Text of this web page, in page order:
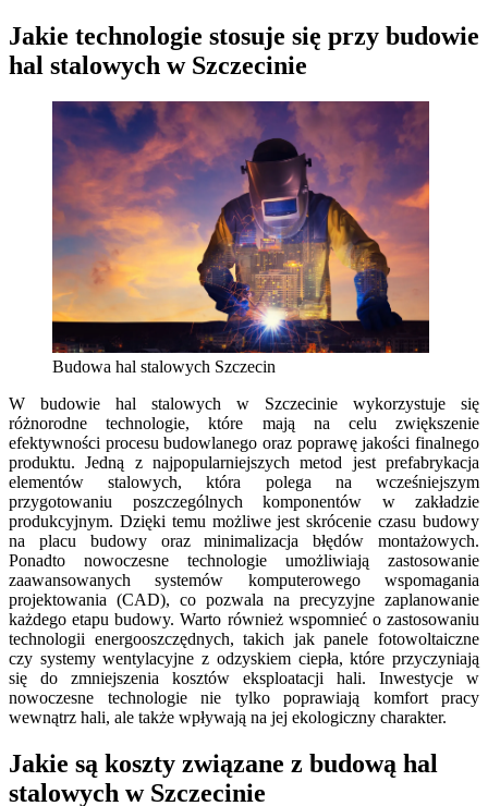
Jakie technologie stosuje się przy budowie
hal stalowych w Szczecinie
Budowa hal stalowych Szczecin
W budowie hal stalowych w Szczecinie wykorzystuje się
różnorodne technologie, które mają na celu zwiększenie
efektywności procesu budowlanego oraz poprawę jakości finalnego
produktu. Jedną z najpopularniejszych metod jest prefabrykacja
elementów stalowych, która polega na wcześniejszym
przygotowaniu poszczególnych komponentów w zakładzie
produkcyjnym. Dzięki temu możliwe jest skrócenie czasu budowy
na placu budowy oraz minimalizacja błędów montażowych.
Ponadto nowoczesne technologie umożliwiają zastosowanie
zaawansowanych systemów komputerowego wspomagania
projektowania (CAD), co pozwala na precyzyjne zaplanowanie
każdego etapu budowy. Warto również wspomnieć o zastosowaniu
technologii energooszczędnych, takich jak panele fotowoltaiczne
czy systemy wentylacyjne z odzyskiem ciepła, które przyczyniają
się do zmniejszenia kosztów eksploatacji hali. Inwestycje w
nowoczesne technologie nie tylko poprawiają komfort pracy
wewnątrz hali, ale także wpływają na jej ekologiczny charakter.
Jakie są koszty związane z budową hal
stalowych w Szczecinie